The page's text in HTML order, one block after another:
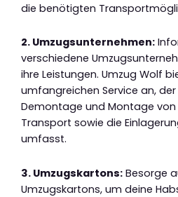
die benötigten
2. Umzugsunternehmen:
verschiedene
ihre Leistungen. Umzug Wolf
umfangreichen Service an,
Demontage und Montage von
Transport sowie die
umfasst.
3. Umzugskartons: Besorge
Umzugskartons, um deine